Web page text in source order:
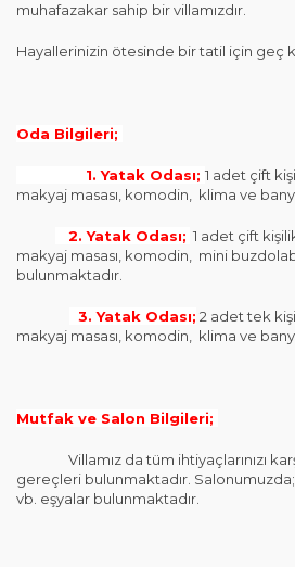
muhafazakar sahip bir villamızdır.
Hayallerinizin ötesinde bir tatil için geç
Oda Bilgileri;
1. Yatak Odası; 1 adet çift
makyaj masası, komodin, klima ve
2. Yatak Odası; 1 adet çift
makyaj masası, komodin, mini
bulunmaktadır.
3. Yatak Odası; 2 adet tek
makyaj masası, komodin, klima ve
Mutfak ve Salon Bilgileri;
Villamız da tüm ihtiyaçlarınızı
gereçleri bulunmaktadır.
vb. eşyalar bulunmaktadır.